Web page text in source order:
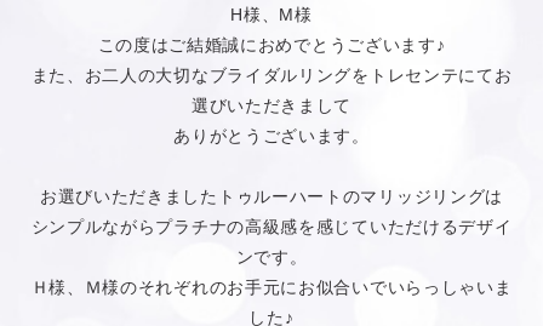
H様、M様
この度はご結婚誠におめでとうございます♪
また、お二人の大切なブライダルリングをトレセンテにてお
選びいただきまして
ありがとうございます。
お選びいただきましたトゥルーハートのマリッジリングは
シンプルながらプラチナの高級感を感じていただけるデザイ
ンです。
Ｈ様、Ｍ様のそれぞれのお手元にお似合いでいらっしゃいま
した♪